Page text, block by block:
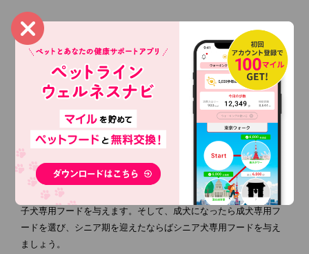
メスの犬の体調管理
犬は人間より何倍ものスピードで成長するため、日頃から体調の
変化に気を付けることが重要です。ここでは、メスの犬を家族に
迎える際に気を付けておきたい体調管理についてご紹介します。
食事について
肥満にならないように体重管理をする必要があります。適度な散
歩や遊びで運動を して 、食事の与え方にも気を付けましょう。メ
スの犬の食事はオスの犬と同じように、年齢に合った食事を与え
ることが大切です。例えば、成長期の子犬であれば栄養価の高い
子犬専用フードを与えます。そして、成犬になったら成犬専用フ
ードを選び、シニア期を迎えたならばシニア犬専用フードを与え
ましょう。